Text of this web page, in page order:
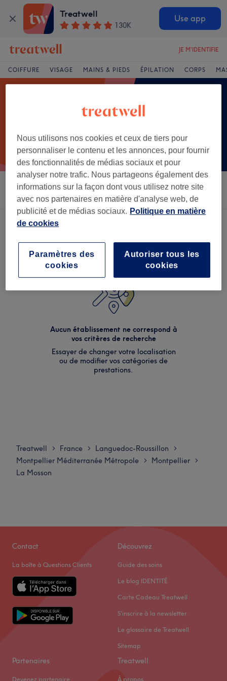
Treatwell
130K
Use app
JE M'IDENTIFIE
COIFFURE VISAGE MAINS & PIEDS ÉPILATION CORPS
Trier par Salons Offres Express Note
Aucun établissement ne correspond à
vos critères de recherche
Essayer de changer votre localisation
ou de modifier vos catégories de
prestations.
Treatwell > France > Languedoc-Roussillon >
Montpellier Méditerranée Métropole > Montpellier >
La Mosson
Contact
La boîte à Questions Clients
Découvrez
Guide des soins
Le blog IDENTITÉ
Carte Cadeau Treatwell
S'inscrire à la newsletter
Le glossaire de Treatwell
Sitemap
Partenaires
Devenez partenaire
Treatwell
À propos
Nous utilisons nos cookies et ceux de tiers pour
personnaliser le contenu et les annonces, pour fournir
des fonctionnalités de médias sociaux et pour
analyser notre trafic. Nous partageons également des
informations sur la façon dont vous utilisez notre site
avec nos partenaires en matière d'analyse web, de
publicité et de médias sociaux. Politique en matière
de cookies
Autoriser tous les
cookies
Paramètres des
cookies